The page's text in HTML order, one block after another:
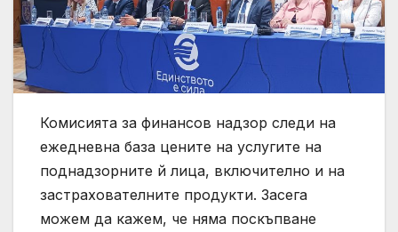
Комисията за финансов надзор следи на
ежедневна база цените на услугите на
поднадзорните й лица, включително и на
застрахователните продукти. Засега
можем да кажем, че няма поскъпване